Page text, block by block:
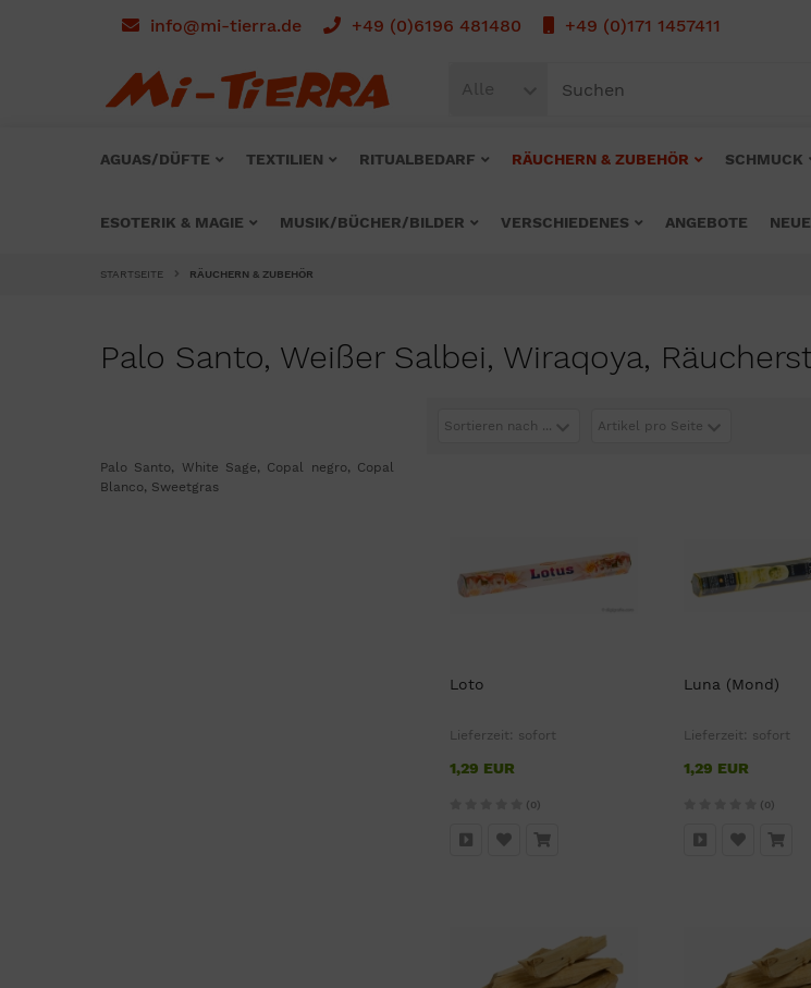
info@mi-tierra.de +49 (0)6196 481480 +49 (0)171 1457411
Alle
AGUAS/DÜFTE TEXTILIEN RITUALBEDARF RÄUCHERN & ZUBEHÖR SCHMUCK
ESOTERIK & MAGIE MUSIK/BÜCHER/BILDER VERSCHIEDENES ANGEBOTE
STARTSEITE RÄUCHERN & ZUBEHÖR
Palo Santo, Weißer Salbei, Wiraqoya,
Sortieren nach ... Artikel pro Seite
Loto
Lieferzeit: sofort
1,29 EUR
(0)
Luna (Mond)
Lieferzeit: sofort
1,29 EUR
(0)
Palo Santo, White Sage, Copal negro, Copal
Blanco, Sweetgras